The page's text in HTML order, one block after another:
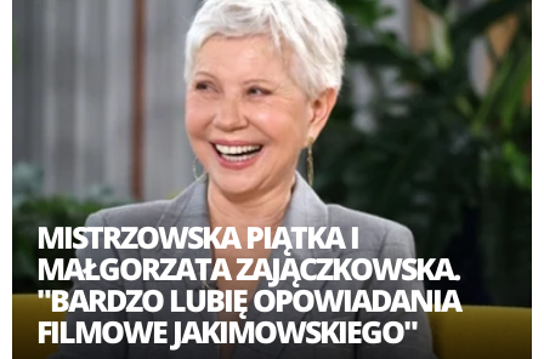
Niemka Ewa, wrażliwa i zamknięta w sobie. Kobieta
pragnie wyjść pewnego dnia na ulicę i przemierzać
miasto bez konieczności wspomagania się laską dla
niewidomych. Ian staje się jej przewodnikiem, uczy
Ewę, jak rozpoznawać otoczenie bez używania wzroku,
wsłuchując się w dźwięki, czując zapachy.
MISTRZOWSKA PIĄTKA I
MAŁGORZATA ZAJĄCZKOWSKA.
"BARDZO LUBIĘ OPOWIADANIA
FILMOWE JAKIMOWSKIEGO"